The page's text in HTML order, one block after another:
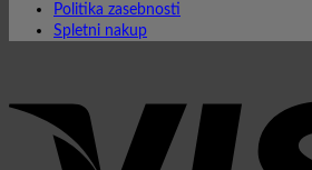
Politika zasebnosti
Spletni nakup